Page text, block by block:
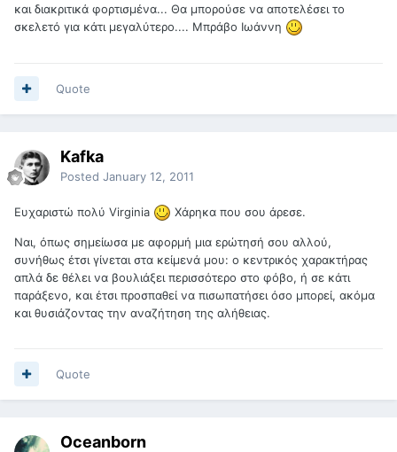
και διακριτικά φορτισμένα... Θα μπορούσε να αποτελέσει το
σκελετό για κάτι μεγαλύτερο.... Μπράβο Ιωάννη
Quote
Kafka
Posted January 12, 2011
Ευχαριστώ πολύ Virginia Χάρηκα που σου άρεσε.
Ναι, όπως σημείωσα με αφορμή μια ερώτησή σου αλλού,
συνήθως έτσι γίνεται στα κείμενά μου: ο κεντρικός χαρακτήρας
απλά δε θέλει να βουλιάξει περισσότερο στο φόβο, ή σε κάτι
παράξενο, και έτσι προσπαθεί να πισωπατήσει όσο μπορεί, ακόμα
και θυσιάζοντας την αναζήτηση της αλήθειας.
Quote
Oceanborn